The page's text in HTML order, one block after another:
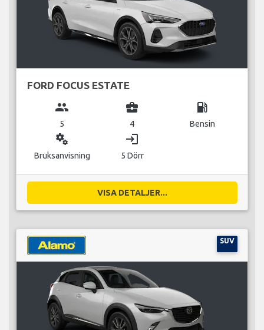
FORD FOCUS ESTATE
group
5
business_center
4
local_gas_station
Bensin
miscellaneous_services
Bruksanvisning
login
5 Dörr
VISA DETALJER...
SUV